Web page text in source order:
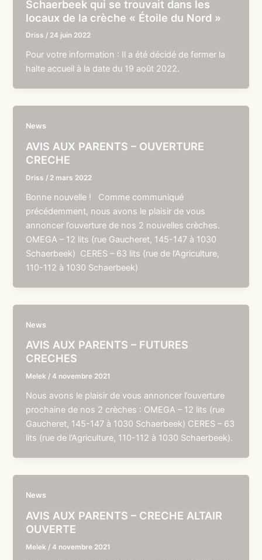
Schaerbeek qui se trouvait dans les
locaux de la crèche « Étoile du Nord »
Driss / 24 juin 2022
Pour votre information : Il a été décidé de fermer la
halte accueil à la date du 19 août 2022.
News
AVIS AUX PARENTS – OUVERTURE
CRECHE
Driss / 2 mars 2022
Bonne nouvelle ! Comme communiqué
précédemment, nous avons le plaisir de vous
annoncer l’ouverture de nos 2 nouvelles crèches.
OMEGA – 12 lits (rue Gaucheret, 145-147 à 1030
Schaerbeek) CERES – 63 lits (rue de l’Agriculture,
110-112 à 1030 Schaerbeek)
News
AVIS AUX PARENTS – FUTURES
CRECHES
Melek /4 novembre 2021
Nous avons le plaisir de vous annoncer l’ouverture
prochaine de nos 2 crèches : OMEGA – 12 lits (rue
Gaucheret, 145-147 à 1030 Schaerbeek) CERES – 63
lits (rue de l’Agriculture, 110-112 à 1030 Schaerbeek).
News
AVIS AUX PARENTS – CRECHE ALTAIR
OUVERTE
Melek /4 novembre 2021